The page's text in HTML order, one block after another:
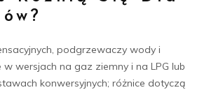
podgrzewaczy wody i
w wersjach na gaz ziemny i na LPG lub
konwersyjnych; różnice dotyczą